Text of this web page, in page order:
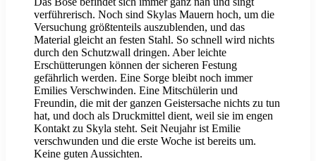
verführerisch. Noch sind Skylas Mauern hoch, um die
Versuchung größtenteils auszublenden, und das
Material gleicht an festen Stahl. So schnell wird nichts
durch den Schutzwall dringen. Aber leichte
Erschütterungen können der sicheren Festung
gefährlich werden. Eine Sorge bleibt noch immer
Emilies Verschwinden. Eine Mitschülerin und
Freundin, die mit der ganzen Geistersache nichts zu tun
hat, und doch als Druckmittel dient, weil sie im engen
Kontakt zu Skyla steht. Seit Neujahr ist Emilie
verschwunden und die erste Woche ist bereits um.
Keine guten Aussichten.